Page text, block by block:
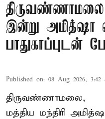
திருவண்ணாமலை
இன்று அமித்ஷா
பாதுகாப்புடன்
Published on: 08 Aug 2026, 3:42
திருவண்ணாமலை,
மத்திய மந்திரி